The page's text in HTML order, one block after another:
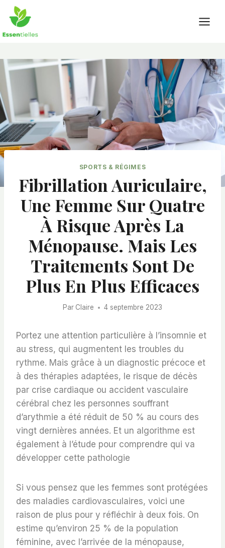
Skip
content
SPORTS & RÉGIMES
Fibrillation Auriculaire,
Une Femme Sur Quatre
À Risque Après La
Ménopause. Mais Les
Traitements Sont De
Plus En Plus Efficaces
Par Claire 4 septembre 2023
Portez une attention particulière à l’insomnie et
au stress, qui augmentent les troubles du
rythme. Mais grâce à un diagnostic précoce et
à des thérapies adaptées, le risque de décès
par crise cardiaque ou accident vasculaire
cérébral chez les personnes souffrant
d’arythmie a été réduit de 50 % au cours des
vingt dernières années. Et un algorithme est
également à l’étude pour comprendre qui va
développer cette pathologie
Si vous pensez que les femmes sont protégées
des maladies cardiovasculaires, voici une
raison de plus pour y réfléchir à deux fois. On
estime qu’environ 25 % de la population
féminine, avec l’arrivée de la ménopause,